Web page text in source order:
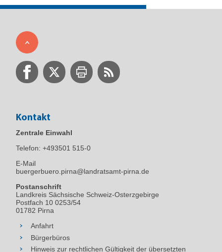
Kontakt
Zentrale Einwahl
Telefon: +493501 515-0
E-Mail
buergerbuero.pirna@landratsamt-pirna.de
Postanschrift
Landkreis Sächsische Schweiz-Osterzgebirge
Postfach 10 0253/54
01782 Pirna
Anfahrt
Bürgerbüros
Hinweis zur rechtlichen Gültigkeit der übersetzten